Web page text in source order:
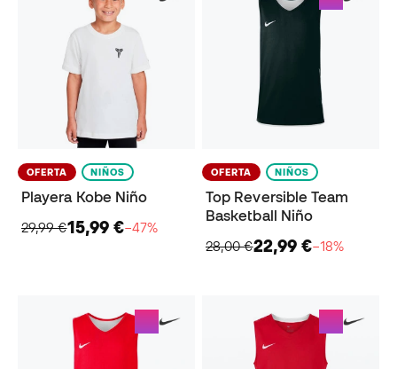
OFERTA NIÑOS
Playera Kobe Niño
29,99 €15,99 €−47%
OFERTA NIÑOS
Top Reversible Team
Basketball Niño
28,00 €22,99 €−18%